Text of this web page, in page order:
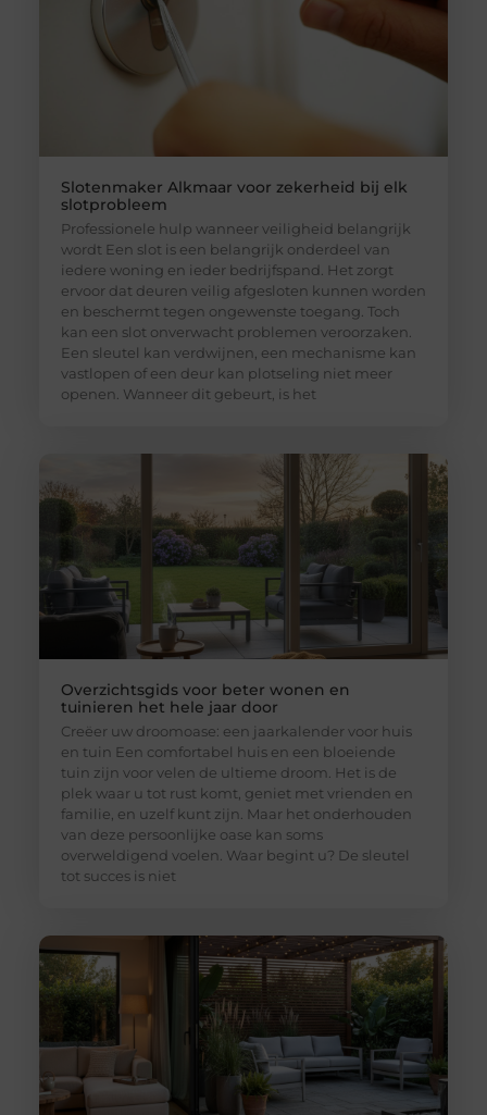
Slotenmaker Alkmaar voor zekerheid bij elk
slotprobleem
Professionele hulp wanneer veiligheid belangrijk
wordt Een slot is een belangrijk onderdeel van
iedere woning en ieder bedrijfspand. Het zorgt
ervoor dat deuren veilig afgesloten kunnen worden
en beschermt tegen ongewenste toegang. Toch
kan een slot onverwacht problemen veroorzaken.
Een sleutel kan verdwijnen, een mechanisme kan
vastlopen of een deur kan plotseling niet meer
openen. Wanneer dit gebeurt, is het
Overzichtsgids voor beter wonen en
tuinieren het hele jaar door
Creëer uw droomoase: een jaarkalender voor huis
en tuin Een comfortabel huis en een bloeiende
tuin zijn voor velen de ultieme droom. Het is de
plek waar u tot rust komt, geniet met vrienden en
familie, en uzelf kunt zijn. Maar het onderhouden
van deze persoonlijke oase kan soms
overweldigend voelen. Waar begint u? De sleutel
tot succes is niet